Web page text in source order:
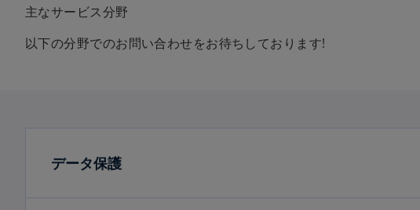
主なサービス分野
以下の分野でのお問い合わせをお待ちしております!
データ保護